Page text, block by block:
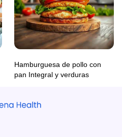
Hamburguesa de pollo con
pan Integral y verduras